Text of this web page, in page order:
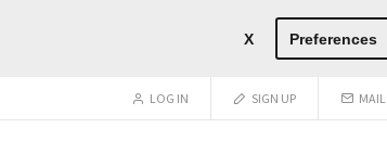
X Preferences
LOG IN SIGN UP MAIL